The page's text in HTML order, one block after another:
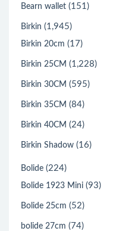
Bearn wallet (151)
Birkin (1,945)
Birkin 20cm (17)
Birkin 25CM (1,228)
Birkin 30CM (595)
Birkin 35CM (84)
Birkin 40CM (24)
Birkin Shadow (16)
Bolide (224)
Bolide 1923 Mini (93)
Bolide 25cm (52)
bolide 27cm (74)